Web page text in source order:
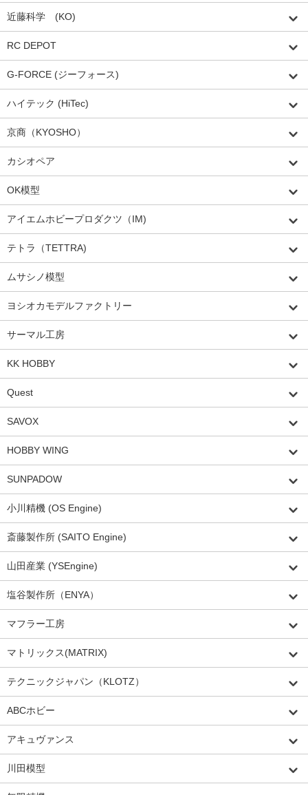
近藤科学 (KO)
RC DEPOT
G-FORCE (ジーフォース)
ハイテック (HiTec)
京商（KYOSHO）
カシオペア
OK模型
アイエムホビープロダクツ（IM)
テトラ（TETTRA)
ムサシノ模型
ヨシオカモデルファクトリー
サーマル工房
KK HOBBY
Quest
SAVOX
HOBBY WING
SUNPADOW
小川精機 (OS Engine)
斎藤製作所 (SAITO Engine)
山田産業 (YSEngine)
塩谷製作所（ENYA）
マフラー工房
マトリックス(MATRIX)
テクニックジャパン（KLOTZ）
ABCホビー
アキュヴァンス
川田模型